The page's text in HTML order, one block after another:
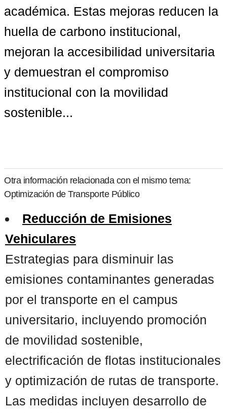
académica. Estas mejoras reducen la
huella de carbono institucional,
mejoran la accesibilidad universitaria
y demuestran el compromiso
institucional con la movilidad
sostenible...
Otra información relacionada con el mismo tema:
Optimización de Transporte Público
Reducción de Emisiones
Vehiculares
Estrategias para disminuir las
emisiones contaminantes generadas
por el transporte en el campus
universitario, incluyendo promoción
de movilidad sostenible,
electrificación de flotas institucionales
y optimización de rutas de transporte.
Las medidas incluyen desarrollo de